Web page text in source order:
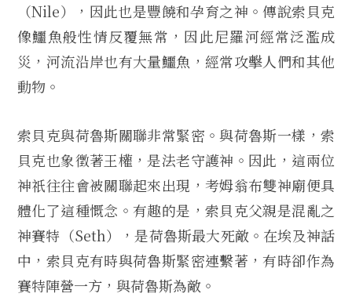
（Nile），因此也是豐饒和孕育之神。傳說索貝克
像鱷魚般性情反覆無常，因此尼羅河經常泛濫成
災，河流沿岸也有大量鱷魚，經常攻擊人們和其他
動物。
索貝克與荷魯斯關聯非常緊密。與荷魯斯一樣，索
貝克也象徵著王權，是法老守護神。因此，這兩位
神祇往往會被關聯起來出現，考姆翁布雙神廟便具
體化了這種慨念。有趣的是，索貝克父親是混亂之
神賽特（Seth），是荷魯斯最大死敵。在埃及神話
中，索貝克有時與荷魯斯緊密連繫著，有時卻作為
賽特陣營一方，與荷魯斯為敵。